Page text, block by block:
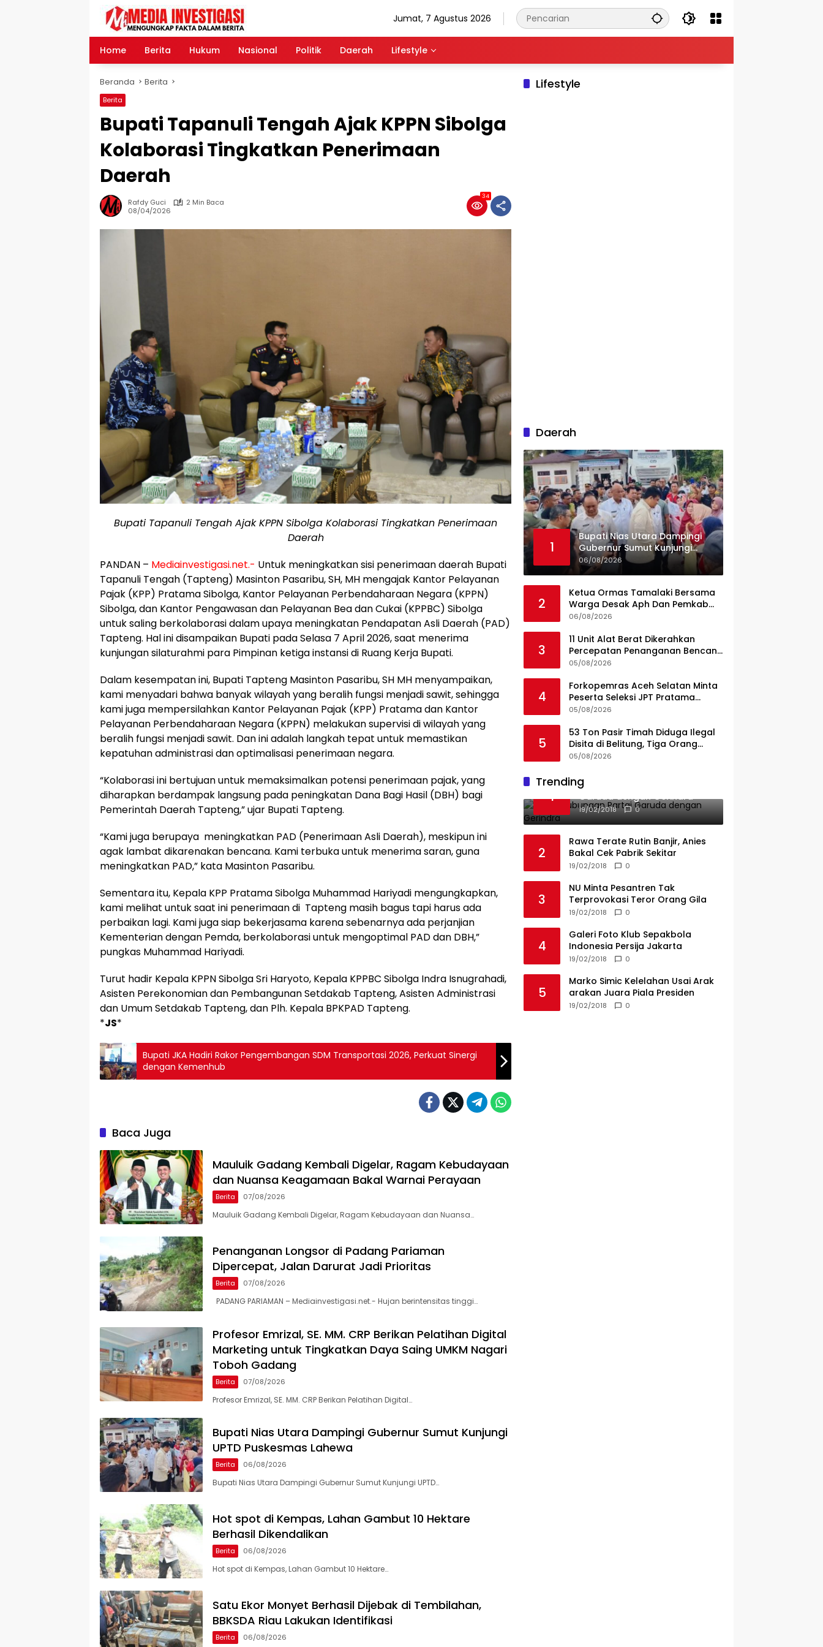
Jumat, 7 Agustus 2026
Home Berita Hukum Nasional Politik Daerah Lifestyle
Beranda Berita
Berita
Bupati Tapanuli Tengah Ajak KPPN Sibolga
Kolaborasi Tingkatkan Penerimaan
Daerah
Rafdy Guci
2 Min Baca
08/04/2026
34
Bupati Tapanuli Tengah Ajak KPPN Sibolga Kolaborasi Tingkatkan Penerimaan
Daerah
PANDAN – Mediainvestigasi.net.- Untuk meningkatkan sisi penerimaan daerah Bupati
Tapanuli Tengah (Tapteng) Masinton Pasaribu, SH, MH mengajak Kantor Pelayanan
Pajak (KPP) Pratama Sibolga, Kantor Pelayanan Perbendaharaan Negara (KPPN)
Sibolga, dan Kantor Pengawasan dan Pelayanan Bea dan Cukai (KPPBC) Sibolga
untuk saling berkolaborasi dalam upaya meningkatan Pendapatan Asli Daerah (PAD)
Tapteng. Hal ini disampaikan Bupati pada Selasa 7 April 2026, saat menerima
kunjungan silaturahmi para Pimpinan ketiga instansi di Ruang Kerja Bupati.
Dalam kesempatan ini, Bupati Tapteng Masinton Pasaribu, SH MH menyampaikan,
kami menyadari bahwa banyak wilayah yang beralih fungsi menjadi sawit, sehingga
kami juga mempersilahkan Kantor Pelayanan Pajak (KPP) Pratama dan Kantor
Pelayanan Perbendaharaan Negara (KPPN) melakukan supervisi di wilayah yang
beralih fungsi menjadi sawit. Dan ini adalah langkah tepat untuk memastikan
kepatuhan administrasi dan optimalisasi penerimaan negara.
“Kolaborasi ini bertujuan untuk memaksimalkan potensi penerimaan pajak, yang
diharapkan berdampak langsung pada peningkatan Dana Bagi Hasil (DBH) bagi
Pemerintah Daerah Tapteng,” ujar Bupati Tapteng.
“Kami juga berupaya meningkatkan PAD (Penerimaan Asli Daerah), meskipun ini
agak lambat dikarenakan bencana. Kami terbuka untuk menerima saran, guna
meningkatkan PAD,” kata Masinton Pasaribu.
Sementara itu, Kepala KPP Pratama Sibolga Muhammad Hariyadi mengungkapkan,
kami melihat untuk saat ini penerimaan di Tapteng masih bagus tapi harus ada
perbaikan lagi. Kami juga siap bekerjasama karena sebenarnya ada perjanjian
Kementerian dengan Pemda, berkolaborasi untuk mengoptimal PAD dan DBH,”
pungkas Muhammad Hariyadi.
Turut hadir Kepala KPPN Sibolga Sri Haryoto, Kepala KPPBC Sibolga Indra Isnugrahadi,
Asisten Perekonomian dan Pembangunan Setdakab Tapteng, Asisten Administrasi
dan Umum Setdakab Tapteng, dan Plh. Kepala BPKPAD Tapteng.
*JS*
Bupati JKA Hadiri Rakor Pengembangan SDM Transportasi 2026, Perkuat Sinergi
dengan Kemenhub
Baca Juga
Mauluik Gadang Kembali Digelar, Ragam Kebudayaan
dan Nuansa Keagamaan Bakal Warnai Perayaan
Berita 07/08/2026
Mauluik Gadang Kembali Digelar, Ragam Kebudayaan dan Nuansa…
Penanganan Longsor di Padang Pariaman
Dipercepat, Jalan Darurat Jadi Prioritas
Berita 07/08/2026
PADANG PARIAMAN – Mediainvestigasi.net.- Hujan berintensitas tinggi…
Profesor Emrizal, SE. MM. CRP Berikan Pelatihan Digital
Marketing untuk Tingkatkan Daya Saing UMKM Nagari
Toboh Gadang
Berita 07/08/2026
Profesor Emrizal, SE. MM. CRP Berikan Pelatihan Digital…
Bupati Nias Utara Dampingi Gubernur Sumut Kunjungi
UPTD Puskesmas Lahewa
Berita 06/08/2026
Bupati Nias Utara Dampingi Gubernur Sumut Kunjungi UPTD…
Hot spot di Kempas, Lahan Gambut 10 Hektare
Berhasil Dikendalikan
Berita 06/08/2026
Hot spot di Kempas, Lahan Gambut 10 Hektare…
Satu Ekor Monyet Berhasil Dijebak di Tembilahan,
BBKSDA Riau Lakukan Identifikasi
Berita 06/08/2026
Lifestyle
Daerah
1
Bupati Nias Utara Dampingi
Gubernur Sumut Kunjungi
UPTD Puskesmas Lahewa
06/08/2026
2
Ketua Ormas Tamalaki Bersama
Warga Desak Aph Dan Pemkab
Konsel Tangkap Pelaku Angkut
PT KAP Melintas Jalan Umum
06/08/2026
3
11 Unit Alat Berat Dikerahkan
Percepatan Penanganan Bencana
di Kelurahan Sipange Kecamatan
05/08/2026
4
Forkopemras Aceh Selatan Minta
Peserta Seleksi JPT Pratama
Andalkan Kompetensi dan
05/08/2026
5
53 Ton Pasir Timah Diduga Ilegal
Disita di Belitung, Tiga Orang
Diamankan, Dua Masih Diburu
05/08/2026
Trending
1
Ini Dia Hubungan Partai
Garuda dengan Gerindra
19/02/2018 0
2
Rawa Terate Rutin Banjir, Anies
Bakal Cek Pabrik Sekitar
19/02/2018 0
3
NU Minta Pesantren Tak
Terprovokasi Teror Orang Gila
19/02/2018 0
4
Galeri Foto Klub Sepakbola
Indonesia Persija Jakarta
19/02/2018 0
5
Marko Simic Kelelahan Usai Arak
arakan Juara Piala Presiden
19/02/2018 0